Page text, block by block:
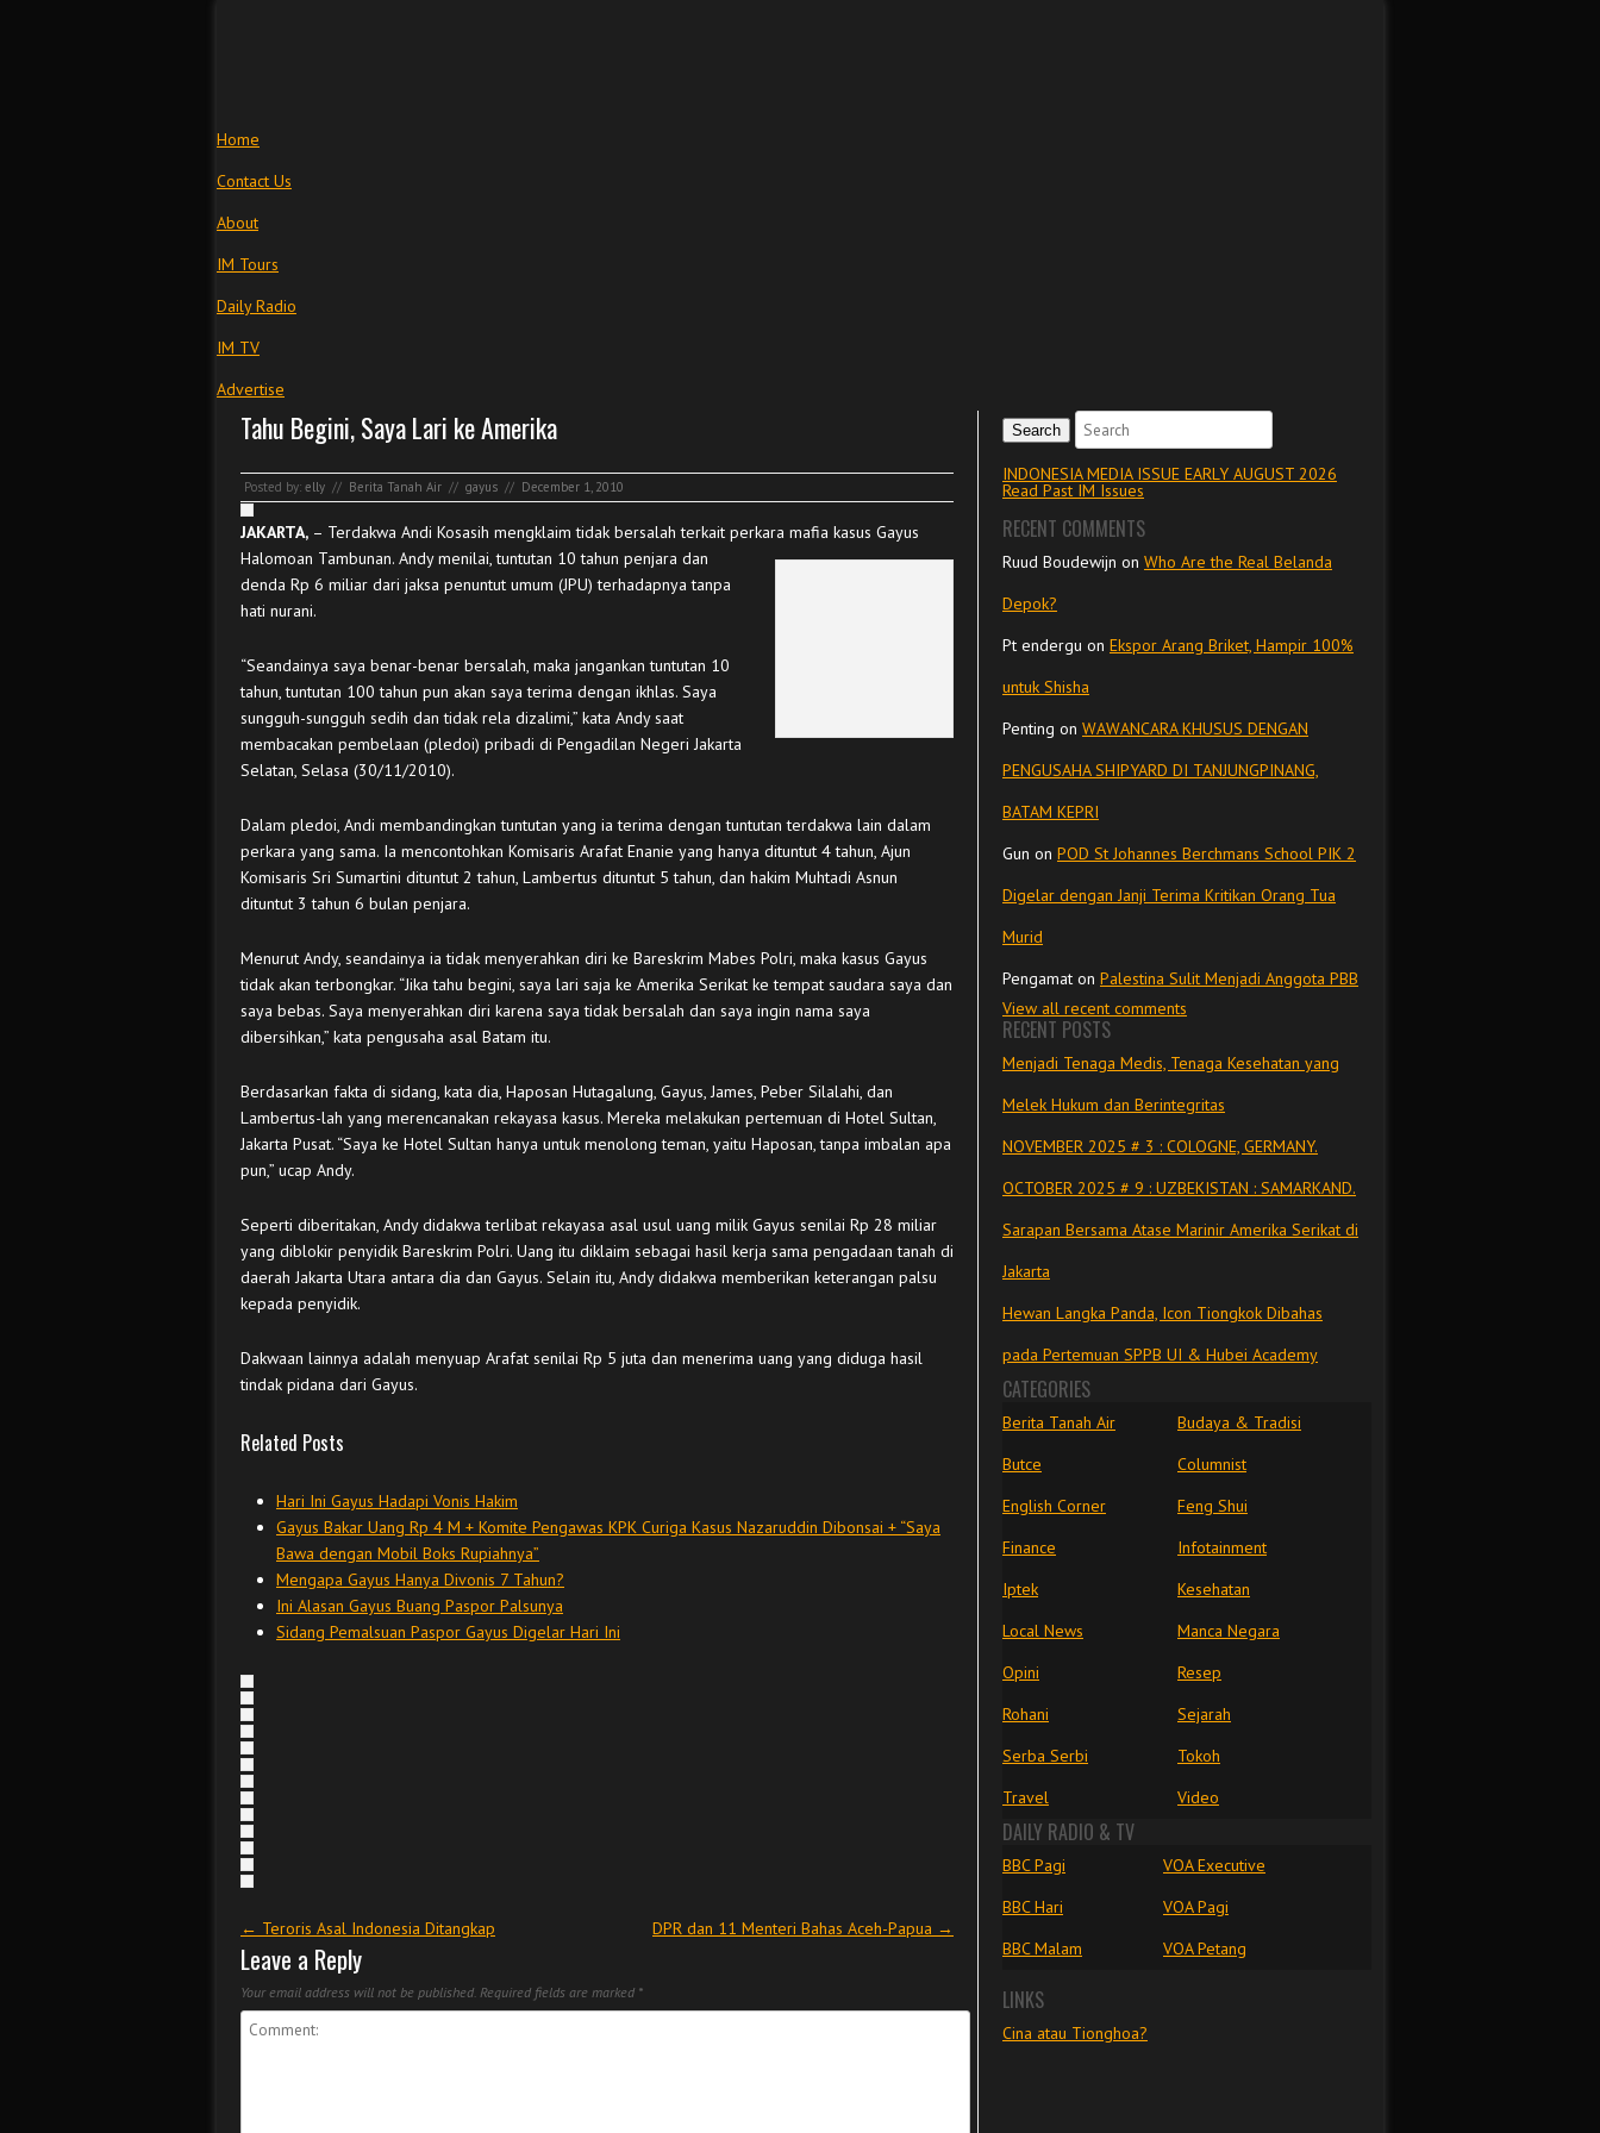
Home
Contact Us
About
IM Tours
Daily Radio
IM TV
Advertise
Tahu Begini, Saya Lari ke Amerika
Posted by: elly // Berita Tanah Air // gayus // December 1, 2010
JAKARTA, – Terdakwa Andi Kosasih mengklaim tidak bersalah terkait perkara mafia kasus Gayus
Halomoan Tambunan. Andy menilai, tuntutan 10 tahun penjara dan
denda Rp 6 miliar dari jaksa penuntut umum (JPU) terhadapnya tanpa
hati nurani.
“Seandainya saya benar-benar bersalah, maka jangankan tuntutan 10
tahun, tuntutan 100 tahun pun akan saya terima dengan ikhlas. Saya
sungguh-sungguh sedih dan tidak rela dizalimi,” kata Andy saat
membacakan pembelaan (pledoi) pribadi di Pengadilan Negeri Jakarta
Selatan, Selasa (30/11/2010).
Dalam pledoi, Andi membandingkan tuntutan yang ia terima dengan tuntutan terdakwa lain dalam
perkara yang sama. Ia mencontohkan Komisaris Arafat Enanie yang hanya dituntut 4 tahun, Ajun
Komisaris Sri Sumartini dituntut 2 tahun, Lambertus dituntut 5 tahun, dan hakim Muhtadi Asnun
dituntut 3 tahun 6 bulan penjara.
Menurut Andy, seandainya ia tidak menyerahkan diri ke Bareskrim Mabes Polri, maka kasus Gayus
tidak akan terbongkar. “Jika tahu begini, saya lari saja ke Amerika Serikat ke tempat saudara saya dan
saya bebas. Saya menyerahkan diri karena saya tidak bersalah dan saya ingin nama saya
dibersihkan,” kata pengusaha asal Batam itu.
Berdasarkan fakta di sidang, kata dia, Haposan Hutagalung, Gayus, James, Peber Silalahi, dan
Lambertus-lah yang merencanakan rekayasa kasus. Mereka melakukan pertemuan di Hotel Sultan,
Jakarta Pusat. “Saya ke Hotel Sultan hanya untuk menolong teman, yaitu Haposan, tanpa imbalan apa
pun,” ucap Andy.
Seperti diberitakan, Andy didakwa terlibat rekayasa asal usul uang milik Gayus senilai Rp 28 miliar
yang diblokir penyidik Bareskrim Polri. Uang itu diklaim sebagai hasil kerja sama pengadaan tanah di
daerah Jakarta Utara antara dia dan Gayus. Selain itu, Andy didakwa memberikan keterangan palsu
kepada penyidik.
Dakwaan lainnya adalah menyuap Arafat senilai Rp 5 juta dan menerima uang yang diduga hasil
tindak pidana dari Gayus.
Related Posts
Hari Ini Gayus Hadapi Vonis Hakim
Gayus Bakar Uang Rp 4 M + Komite Pengawas KPK Curiga Kasus Nazaruddin Dibonsai + “Saya
Bawa dengan Mobil Boks Rupiahnya”
Mengapa Gayus Hanya Divonis 7 Tahun?
Ini Alasan Gayus Buang Paspor Palsunya
Sidang Pemalsuan Paspor Gayus Digelar Hari Ini
Post navigation
← Teroris Asal Indonesia Ditangkap DPR dan 11 Menteri Bahas Aceh-Papua →
Leave a Reply
Your email address will not be published. Required fields are marked *
Search
INDONESIA MEDIA ISSUE EARLY AUGUST 2026
Read Past IM Issues
RECENT COMMENTS
Ruud Boudewijn on Who Are the Real Belanda
Depok?
Pt endergu on Ekspor Arang Briket, Hampir 100%
untuk Shisha
Penting on WAWANCARA KHUSUS DENGAN
PENGUSAHA SHIPYARD DI TANJUNGPINANG,
BATAM KEPRI
Gun on POD St Johannes Berchmans School PIK 2
Digelar dengan Janji Terima Kritikan Orang Tua
Murid
Pengamat on Palestina Sulit Menjadi Anggota PBB
View all recent comments
RECENT POSTS
Menjadi Tenaga Medis, Tenaga Kesehatan yang
Melek Hukum dan Berintegritas
NOVEMBER 2025 # 3 : COLOGNE, GERMANY.
OCTOBER 2025 # 9 : UZBEKISTAN : SAMARKAND.
Sarapan Bersama Atase Marinir Amerika Serikat di
Jakarta
Hewan Langka Panda, Icon Tiongkok Dibahas
pada Pertemuan SPPB UI & Hubei Academy
CATEGORIES
Berita Tanah Air
Budaya & Tradisi
Butce
Columnist
English Corner
Feng Shui
Finance
Infotainment
Iptek
Kesehatan
Local News
Manca Negara
Opini
Resep
Rohani
Sejarah
Serba Serbi
Tokoh
Travel
Video
DAILY RADIO & TV
BBC Pagi
VOA Executive
BBC Hari
VOA Pagi
BBC Malam
VOA Petang
LINKS
Cina atau Tionghoa?